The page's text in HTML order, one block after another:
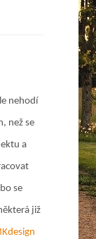
nehodí
než se
a
se
již